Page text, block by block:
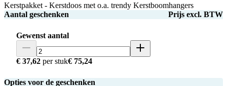
Kerstpakket - Kerstdoos met o.a. trendy Kerstboomhangers
Aantal geschenken
Prijs excl. BTW
Gewenst aantal
€ 37,62 per stuk€ 75,24
Opties voor de geschenken